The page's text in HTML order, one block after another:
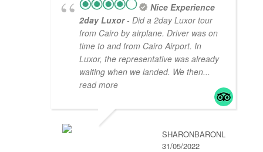
Nice Experience
2day Luxor- Did a 2day Luxor tour
from Cairo by airplane. Driver was on
time to and from Cairo Airport. In
Luxor, the representative was already
waiting when we landed. We then...
read more
SHARONBARONL
31/05/2022